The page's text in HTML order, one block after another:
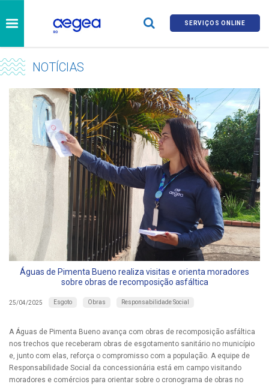
SERVIÇOS ONLINE
NOTÍCIAS
Águas de Pimenta Bueno realiza visitas e orienta moradores
sobre obras de recomposição asfáltica
25/04/2025 Esgoto Obras Responsabilidade Social
A Águas de Pimenta Bueno avança com obras de recomposição asfáltica
nos trechos que receberam obras de esgotamento sanitário no município
e, junto com elas, reforça o compromisso com a população. A equipe de
Responsabilidade Social da concessionária está em campo visitando
moradores e comércios para orientar sobre o cronograma de obras no